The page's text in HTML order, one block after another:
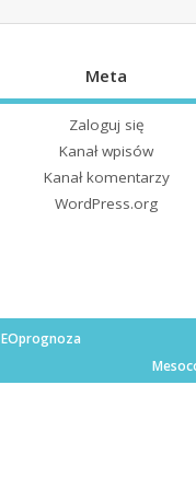
Meta
Zaloguj się
Kanał wpisów
Kanał komentarzy
WordPress.org